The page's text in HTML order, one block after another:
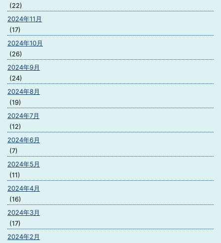
(22)
2024年11月
(17)
2024年10月
(26)
2024年9月
(24)
2024年8月
(19)
2024年7月
(12)
2024年6月
(7)
2024年5月
(11)
2024年4月
(16)
2024年3月
(17)
2024年2月